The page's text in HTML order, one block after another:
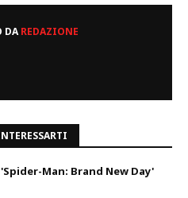
DAREDAZIONE
Man: Brand New Day'